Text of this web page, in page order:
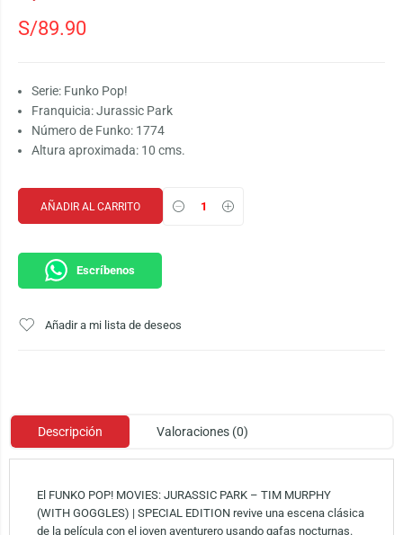
S/89.90
Serie: Funko Pop!
Franquicia: Jurassic Park
Número de Funko: 1774
Altura aproximada: 10 cms.
AÑADIR AL CARRITO
Escríbenos
Añadir a mi lista de deseos
Descripción Valoraciones (0)
El FUNKO POP! MOVIES: JURASSIC PARK – TIM MURPHY
(WITH GOGGLES) | SPECIAL EDITION revive una escena clásica
de la película con el joven aventurero usando gafas nocturnas.